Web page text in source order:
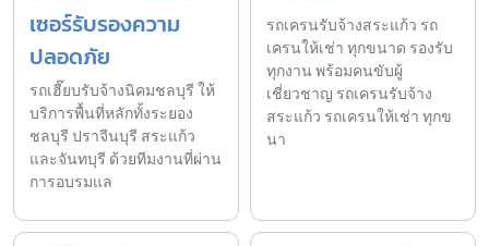
เซอร์รับรองความ
ปลอดภัย
รถเฮี๊ยบรับจ้างนิคมชลบุรี ให้
บริการพื้นที่หลักทั้งระยอง
ชลบุรี ปราจีนบุรี สระแก้ว
และจันทบุรี ด้วยทีมงานที่ผ่าน
การอบรมแล
รถเครนรับจ้างสระแก้ว รถ
เครนให้เช่า ทุกขนาด รองรับ
ทุกงาน พร้อมคนขับผู้
เชี่ยวชาญ รถเครนรับจ้าง
สระแก้ว รถเครนให้เช่า ทุกข
นา